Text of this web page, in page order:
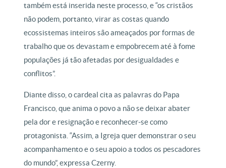
também está inserida neste processo, e “os cristãos
não podem, portanto, virar as costas quando
ecossistemas inteiros são ameaçados por formas de
trabalho que os devastam e empobrecem até à fome
populações já tão afetadas por desigualdades e
conflitos”.
Diante disso, o cardeal cita as palavras do Papa
Francisco, que anima o povo a não se deixar abater
pela dor e resignação e reconhecer-se como
protagonista. “Assim, a Igreja quer demonstrar o seu
acompanhamento e o seu apoio a todos os pescadores
do mundo”, expressa Czerny.